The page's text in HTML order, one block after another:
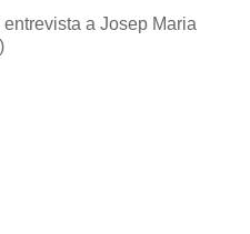
a Josep Maria